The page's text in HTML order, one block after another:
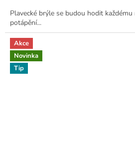
Plavecké brýle se budou hodit
potápění...
Akce
Novinka
Tip